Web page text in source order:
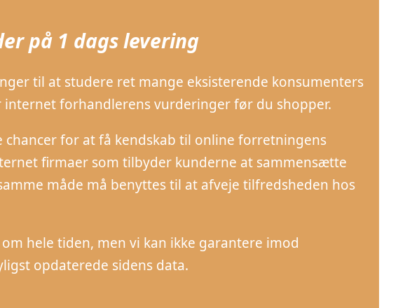
på 1 dags levering
til at studere ret mange eksisterende konsumenters
forhandlerens vurderinger før du shopper.
for at få kendskab til online forretningens
firmaer som tilbyder kunderne at sammensætte
måde må benyttes til at afveje tilfredsheden hos
hele tiden, men vi kan ikke garantere imod
opdaterede sidens data.